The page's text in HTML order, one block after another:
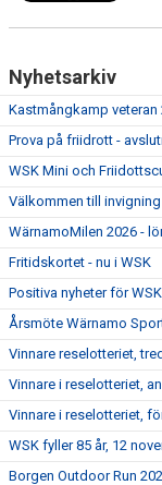
Nyhetsarkiv
Kastmångkamp veteran
Prova på friidrott -
WSK Mini och
Välkommen till
WärnamoMilen 2026 -
Fritidskortet - nu i WSK
Positiva nyheter för
Årsmöte Wärnamo
Vinnare reselotteriet,
Vinnare i reselotteriet,
Vinnare i reselotteriet,
WSK fyller 85 år, 12
Borgen Outdoor Run